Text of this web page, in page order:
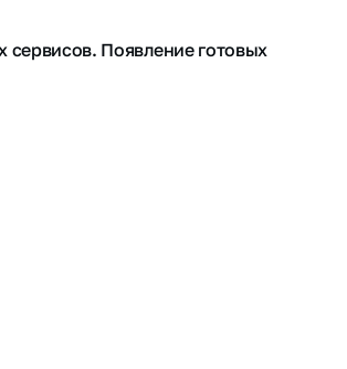
Появление готовых